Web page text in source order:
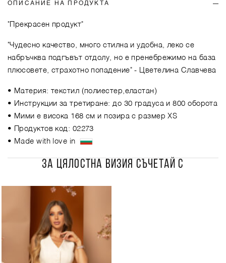
ОПИСАНИЕ НА ПРОДУКТА
"Прекрасен продукт"
"Чудесно качество, много стилна и удобна, леко се
набръчква подгъвът отдолу, но е пренебрежимо на база
плюсовете, страхотно попадение"- Цветелина Славчева
• Материя: текстил (полиестер,еластан)
• Инструкции за третиране: до 30 градуса и 800 оборота
• Мими е висока 168 см и позира с размер XS
• Продуктов код: 02273
• Made with love in
ЗА ЦЯЛОСТНА ВИЗИЯ СЪЧЕТАЙ С